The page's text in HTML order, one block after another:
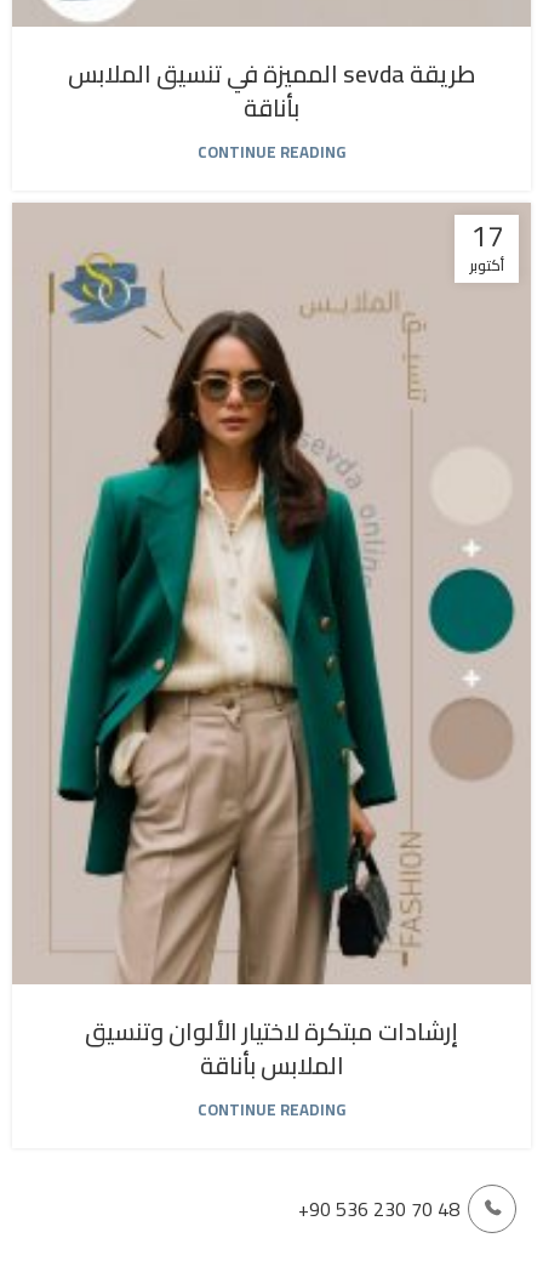
طريقة sevda المميزة في تنسيق الملابس
بأناقة
CONTINUE READING
17
أكتوبر
إرشادات مبتكرة لاختيار الألوان وتنسيق
الملابس بأناقة
CONTINUE READING
+90 536 230 70 48